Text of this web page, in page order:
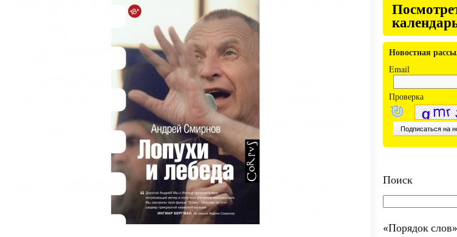
Новостная
Email
Проверка
Поиск
«Порядок слов»